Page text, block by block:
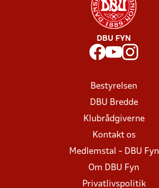
DBU FYN
Bestyrelsen
DBU Bredde
Klubrådgiverne
Kontakt os
Medlemstal - DBU Fyn
Om DBU Fyn
Privatlivspolitik